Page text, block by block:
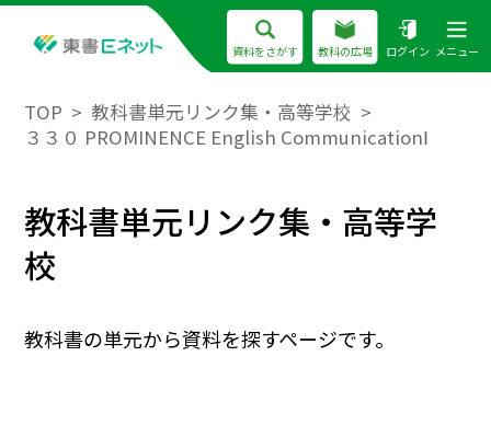
資料をさがす 教科の広場 ログイン メニュー
TOP
教科書単元リンク集・高等学校
３３０ PROMINENCE English CommunicationⅠ
教科書単元リンク集・高等学
校
教科書の単元から資料を探すページです。